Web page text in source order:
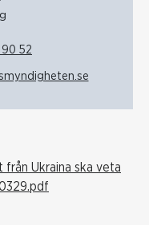
90 52
från Ukraina ska veta